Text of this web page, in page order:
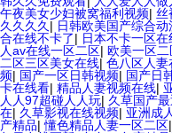
午夜美女少妇被窝福利视频| 丝
久久久久 | 日韩欧美国产综合动
合在线不卡了| 日本不卡一区在
人av在线一区二区| 欧美一区二
二区三区美女在线| 色八区人妻
频| 国产一区日韩视频| 国产日
卡在线看| 精品人妻视频在线|
人人97超碰人人玩| 久草国产
在| 久草影视在线视频| 亚洲成
产精品|懂色精品人妻一区二区|